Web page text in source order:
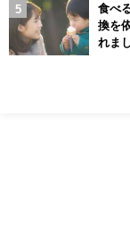
食べ
換を
れま